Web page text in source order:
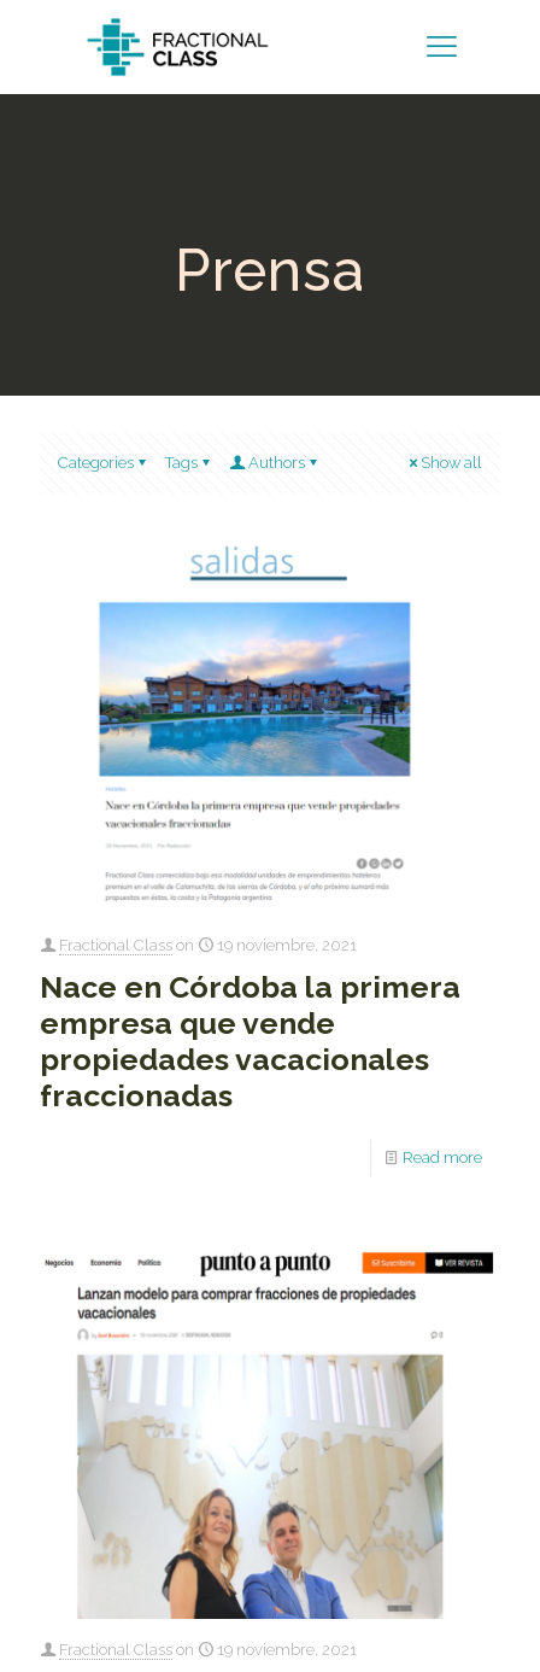
Prensa
Categories Tags Authors Show all
Fractional Class on 19 noviembre, 2021
Nace en Córdoba la primera
empresa que vende
propiedades vacacionales
fraccionadas
Read more
Fractional Class on 19 noviembre, 2021